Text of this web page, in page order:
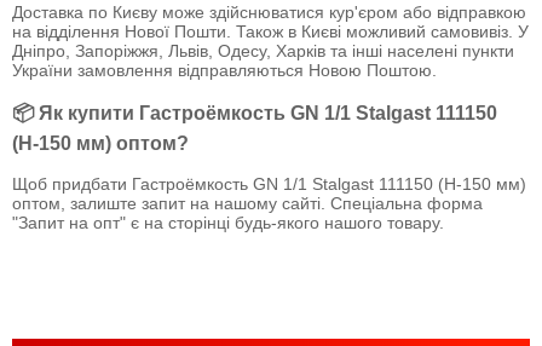
Доставка по Києву може здійснюватися кур'єром або відправкою
на відділення Нової Пошти. Також в Києві можливий самовивіз. У
Дніпро, Запоріжжя, Львів, Одесу, Харків та інші населені пункти
України замовлення відправляються Новою Поштою.
📦 Як купити Гастроёмкость GN 1/1 Stalgast 111150
(Н-150 мм) оптом?
Щоб придбати Гастроёмкость GN 1/1 Stalgast 111150 (Н-150 мм)
оптом, залиште запит на нашому сайті. Спеціальна форма
"Запит на опт" є на сторінці будь-якого нашого товару.